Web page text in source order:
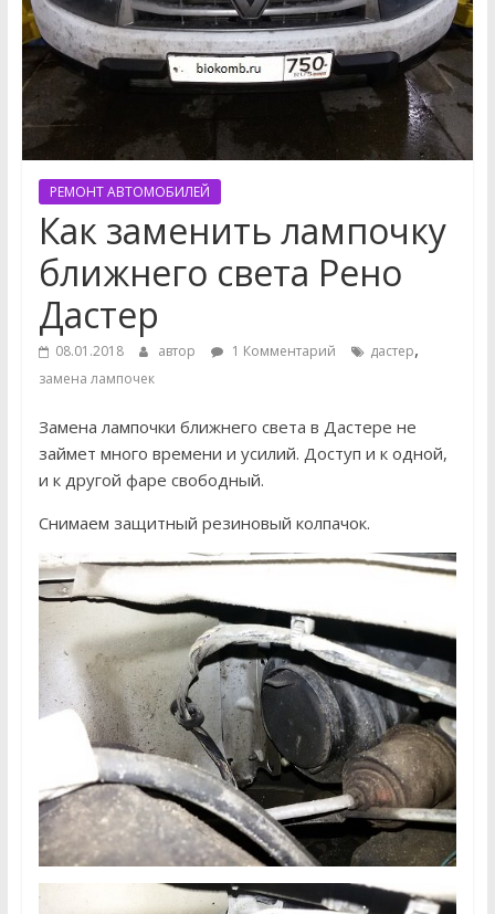
РЕМОНТ АВТОМОБИЛЕЙ
Как заменить лампочку
ближнего света Рено
Дастер
08.01.2018 автор 1 Комментарий дастер,
замена лампочек
Замена лампочки ближнего света в Дастере не
займет много времени и усилий. Доступ и к одной,
и к другой фаре свободный.
Снимаем защитный резиновый колпачок.